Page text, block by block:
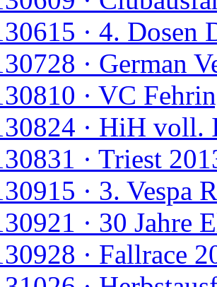
· 4. Dosen
· German
· VC
· HiH voll.
· Triest
· 3. Vespa
· 30 Jahre
· Fallrace